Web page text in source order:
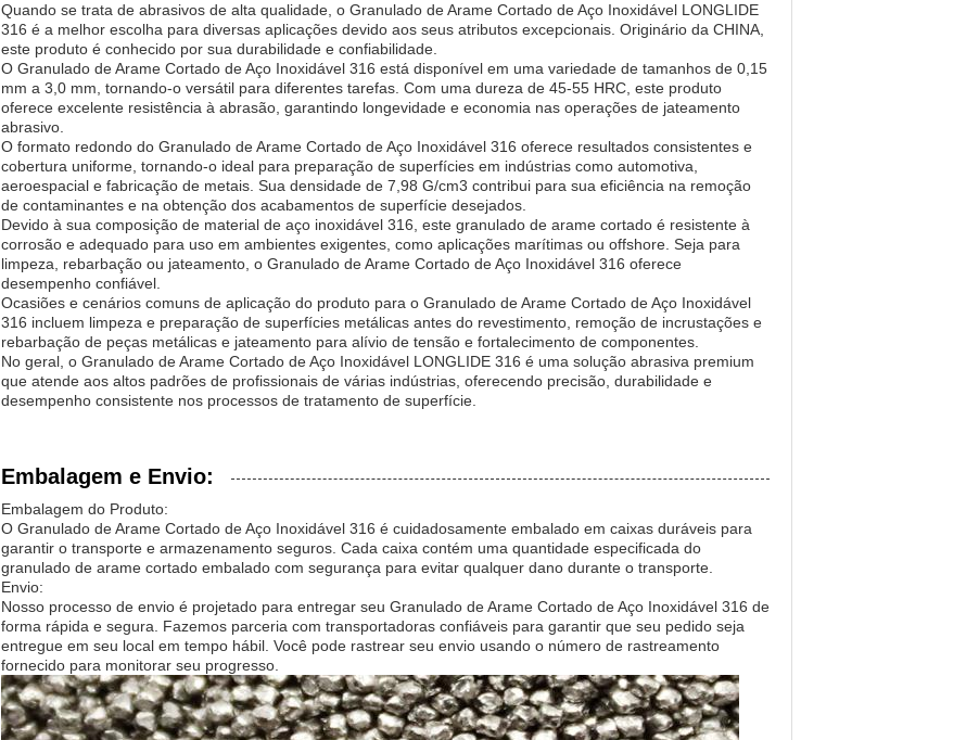
Quando se trata de abrasivos de alta qualidade, o Granulado de Arame Cortado de Aço Inoxidável LONGLIDE
316 é a melhor escolha para diversas aplicações devido aos seus atributos excepcionais. Originário da CHINA,
este produto é conhecido por sua durabilidade e confiabilidade.
O Granulado de Arame Cortado de Aço Inoxidável 316 está disponível em uma variedade de tamanhos de 0,15
mm a 3,0 mm, tornando-o versátil para diferentes tarefas. Com uma dureza de 45-55 HRC, este produto
oferece excelente resistência à abrasão, garantindo longevidade e economia nas operações de jateamento
abrasivo.
O formato redondo do Granulado de Arame Cortado de Aço Inoxidável 316 oferece resultados consistentes e
cobertura uniforme, tornando-o ideal para preparação de superfícies em indústrias como automotiva,
aeroespacial e fabricação de metais. Sua densidade de 7,98 G/cm3 contribui para sua eficiência na remoção
de contaminantes e na obtenção dos acabamentos de superfície desejados.
Devido à sua composição de material de aço inoxidável 316, este granulado de arame cortado é resistente à
corrosão e adequado para uso em ambientes exigentes, como aplicações marítimas ou offshore. Seja para
limpeza, rebarbação ou jateamento, o Granulado de Arame Cortado de Aço Inoxidável 316 oferece
desempenho confiável.
Ocasiões e cenários comuns de aplicação do produto para o Granulado de Arame Cortado de Aço Inoxidável
316 incluem limpeza e preparação de superfícies metálicas antes do revestimento, remoção de incrustações e
rebarbação de peças metálicas e jateamento para alívio de tensão e fortalecimento de componentes.
No geral, o Granulado de Arame Cortado de Aço Inoxidável LONGLIDE 316 é uma solução abrasiva premium
que atende aos altos padrões de profissionais de várias indústrias, oferecendo precisão, durabilidade e
desempenho consistente nos processos de tratamento de superfície.
Embalagem e Envio:
Embalagem do Produto:
O Granulado de Arame Cortado de Aço Inoxidável 316 é cuidadosamente embalado em caixas duráveis para
garantir o transporte e armazenamento seguros. Cada caixa contém uma quantidade especificada do
granulado de arame cortado embalado com segurança para evitar qualquer dano durante o transporte.
Envio:
Nosso processo de envio é projetado para entregar seu Granulado de Arame Cortado de Aço Inoxidável 316 de
forma rápida e segura. Fazemos parceria com transportadoras confiáveis para garantir que seu pedido seja
entregue em seu local em tempo hábil. Você pode rastrear seu envio usando o número de rastreamento
fornecido para monitorar seu progresso.